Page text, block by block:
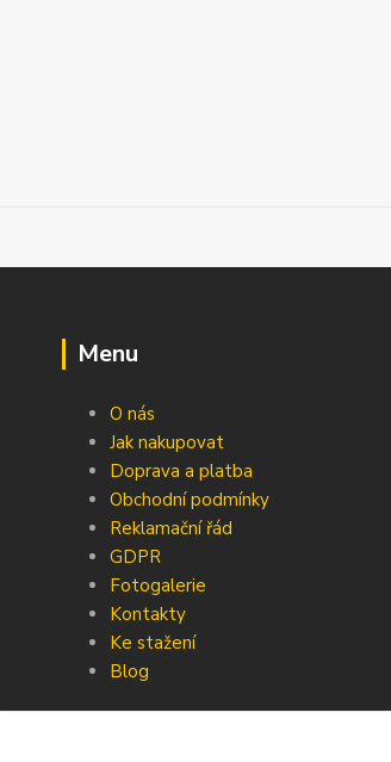
Menu
O nás
Jak nakupovat
Doprava a platba
Obchodní podmínky
Reklamační řád
GDPR
Fotogalerie
Kontakty
Ke stažení
Blog